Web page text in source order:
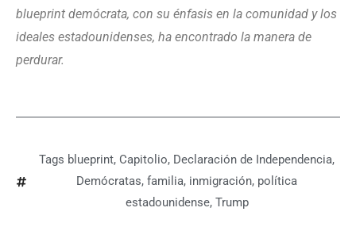
blueprint demócrata, con su énfasis en la comunidad y los
ideales estadounidenses, ha encontrado la manera de
perdurar.
Tags blueprint, Capitolio, Declaración de Independencia,
Demócratas, familia, inmigración, política
estadounidense, Trump